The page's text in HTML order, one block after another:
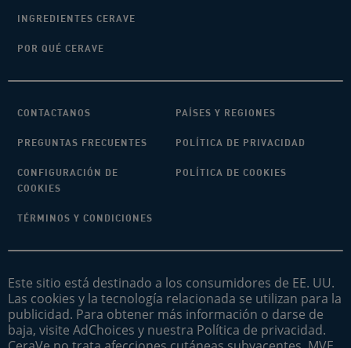
INGREDIENTES CERAVE
POR QUÉ CERAVE
CONTACTANOS PAÍSES Y REGIONES
PREGUNTAS FRECUENTES POLÍTICA DE PRIVACIDAD
CONFIGURACIÓN DE
COOKIES
POLÍTICA DE COOKIES
TÉRMINOS Y CONDICIONES
Este sitio está destinado a los consumidores de EE. UU.
Las cookies y la tecnología relacionada se utilizan para la
publicidad. Para obtener más información o darse de
baja, visite AdChoices y nuestra Política de privacidad.